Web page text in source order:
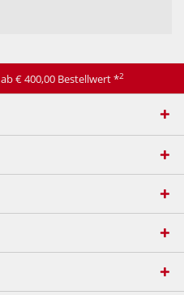
€ 400,00 Bestellwert*2